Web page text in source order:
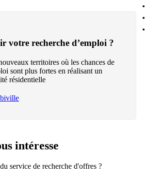
votre recherche d’emploi ?
territoires où les chances de
sont plus fortes en réalisant un
résidentielle
intéresse
service de recherche d'offres ?